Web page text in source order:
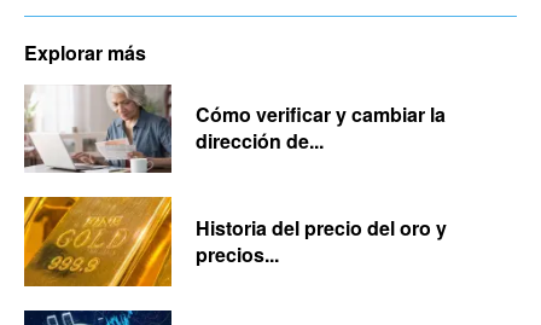
Explorar más
Cómo verificar y cambiar la
dirección de...
Historia del precio del oro y
precios...